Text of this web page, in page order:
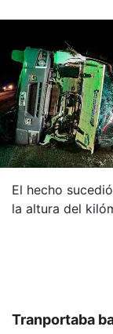
El hecho
la altura del
Tranportaba